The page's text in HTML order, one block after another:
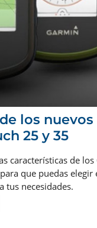
los
25 y 35
características de
que puedas
tus necesidades.